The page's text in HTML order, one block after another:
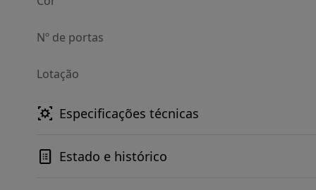
Nº de portas
Lotação
Especificações técnicas
Estado e histórico